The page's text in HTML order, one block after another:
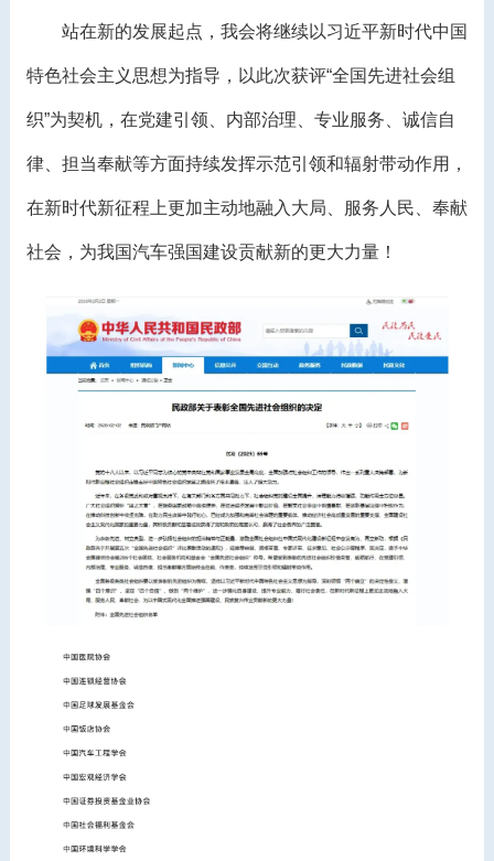
站在新的发展起点，我会将继续以习近平新时代中国
特色社会主义思想为指导，以此次获评“全国先进社会组
织”为契机，在党建引领、内部治理、专业服务、诚信自
律、担当奉献等方面持续发挥示范引领和辐射带动作用，
在新时代新征程上更加主动地融入大局、服务人民、奉献
社会，为我国汽车强国建设贡献新的更大力量！